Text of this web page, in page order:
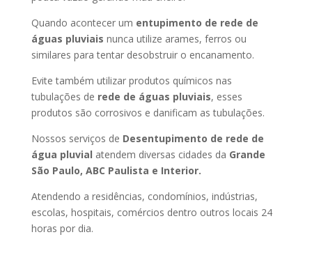
Quando acontecer um entupimento de rede de
águas pluviais nunca utilize arames, ferros ou
similares para tentar desobstruir o encanamento.
Evite também utilizar produtos químicos nas
tubulações de rede de águas pluviais, esses
produtos são corrosivos e danificam as tubulações.
Nossos serviços de Desentupimento de rede de
água pluvial atendem diversas cidades da Grande
São Paulo, ABC Paulista e Interior.
Atendendo a residências, condomínios, indústrias,
escolas, hospitais, comércios dentro outros locais 24
horas por dia.